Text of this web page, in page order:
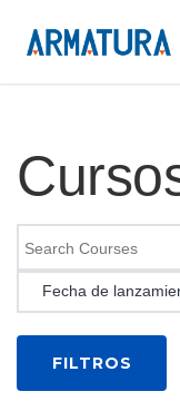
FILTROS